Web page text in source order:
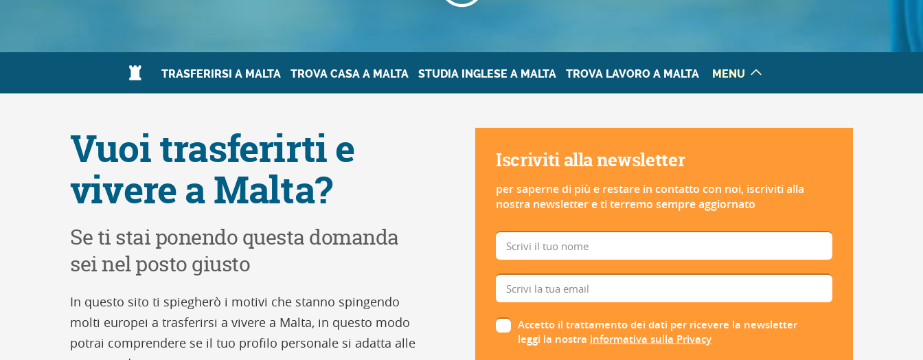
TRASFERIRSI A MALTA TROVA CASA A MALTA STUDIA INGLESE A MALTA TROVA LAVORO A MALTA MENU
Vuoi trasferirti e
vivere a Malta?
Se ti stai ponendo questa domanda
sei nel posto giusto
In questo sito ti spiegherò i motivi che stanno spingendo
molti europei a trasferirsi a vivere a Malta, in questo modo
potrai comprendere se il tuo profilo personale si adatta alle
Iscriviti alla newsletter
per saperne di più e restare in contatto con noi, iscriviti alla
nostra newsletter e ti terremo sempre aggiornato
Accetto il trattamento dei dati per ricevere la newsletter
leggi la nostra informativa sulla Privacy